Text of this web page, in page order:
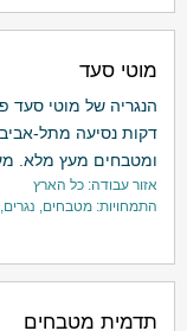
מוטי סעד
דקות נסיעה מתל-
ומטבחים מעץ מלא.
אזור עבודה: כל הארץ
התמחויות: מטבחים,
תדמית מטבחים